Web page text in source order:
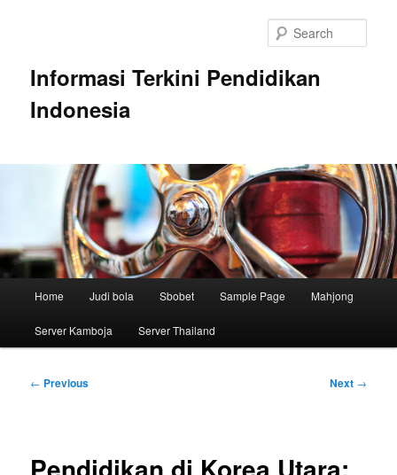
Informasi Terkini Pendidikan
Indonesia
Home Judi bola Sbobet Sample Page Mahjong
Server Kamboja Server Thailand
Post
← Previous Next →